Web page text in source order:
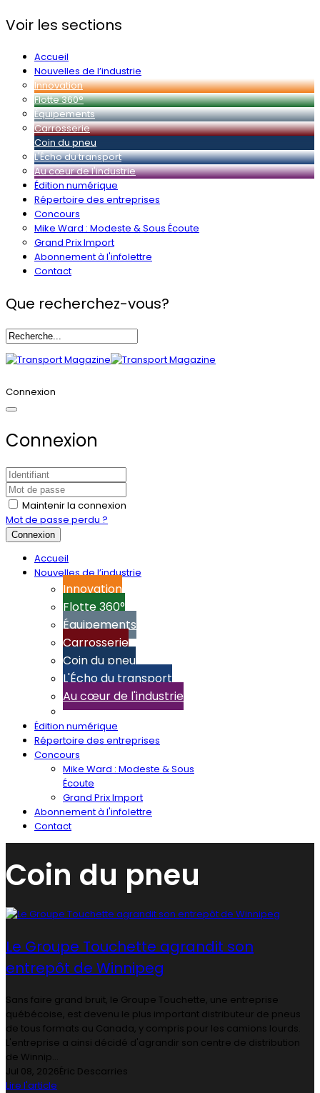
Voir les sections
Accueil
Nouvelles de l’industrie
Innovation
Flotte 360°
Équipements
Carrosserie
Coin du pneu
L'Écho du transport
Au cœur de l'industrie
Édition numérique
Répertoire des entreprises
Concours
Mike Ward : Modeste & Sous Écoute
Grand Prix Import
Abonnement à l'infolettre
Contact
Que recherchez-vous?
Connexion
Connexion
Maintenir la connexion
Mot de passe perdu ?
Connexion
Accueil
Nouvelles de l’industrie
Innovation
Flotte 360°
Équipements
Carrosserie
Coin du pneu
L'Écho du transport
Au cœur de l'industrie
Édition numérique
Répertoire des entreprises
Concours
Mike Ward : Modeste & Sous
Écoute
Grand Prix Import
Abonnement à l'infolettre
Contact
Coin du pneu
Le Groupe Touchette agrandit son
entrepôt de Winnipeg
Sans faire grand bruit, le Groupe Touchette, une entreprise
québécoise, est devenu le plus important distributeur de pneus
de tous formats au Canada, y compris pour les camions lourds.
L'entreprise a ainsi décidé d'agrandir son centre de distribution
de Winnip...
Jul 08, 2026Éric Descarries
Lire l'article